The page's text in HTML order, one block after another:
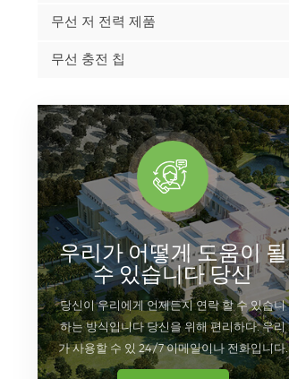
무선 저 전력 제품
무선 충전 칩
우리가 어떻게 도움이 될
수 있습니다 당신
당신이 우리에게 언제든지 연락 할 수 있습니
하는 방식입니다 당신을 위해 편리하다. 우리
가 사용할 수 있 24/7 이메일이나 전화입니다.